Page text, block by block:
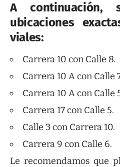
A continuación,
ubicaciones
viales:
Carrera 10 con Calle 8.
Carrera 10 A con Calle
Carrera 10 A con Calle
Carrera 17 con Calle 5.
Calle 3 con Carrera 10.
Carrera 9 con Calle 6.
Le recomendamos que